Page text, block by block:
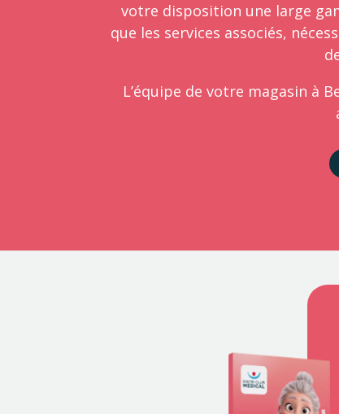
votre disposition une large
que les services associés,
L’équipe de votre magasin à